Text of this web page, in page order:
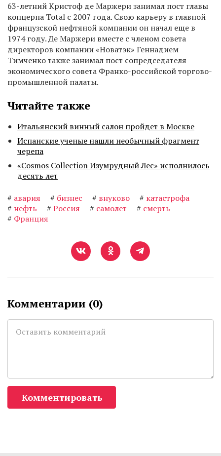
63-летний Кристоф де Маржери занимал пост главы
концерна Total с 2007 года. Свою карьеру в главной
французской нефтяной компании он начал еще в
1974 году. Де Маржери вместе с членом совета
директоров компании «Новатэк» Геннадием
Тимченко также занимал пост сопредседателя
экономического совета Франко-российской торгово-
промышленной палаты.
Читайте также
Итальянский винный салон пройдет в Москве
Испанские ученые нашли необычный фрагмент
черепа
«Cosmos Collection Изумрудный Лес» исполнилось
десять лет
# авария # бизнес # внуково # катастрофа
# нефть # Россия # самолет # смерть
# Франция
Комментарии (0)
Комментировать